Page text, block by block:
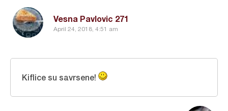
Vesna Pavlovic 271
April 24, 2018, 4:51 am
Kiflice su savrsene!